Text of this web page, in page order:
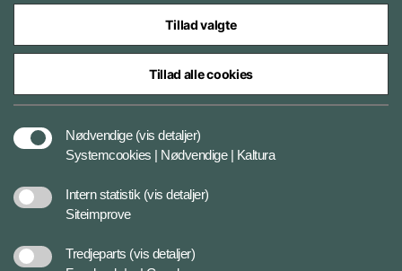
Styrelser og myndigheder under Forsvarsministeriet
Tillad valgte
Tillad alle cookies
Nødvendige (vis detaljer)
Systemcookies | Nødvendige | Kaltura
Intern statistik (vis detaljer)
Siteimprove
Tredjeparts (vis detaljer)